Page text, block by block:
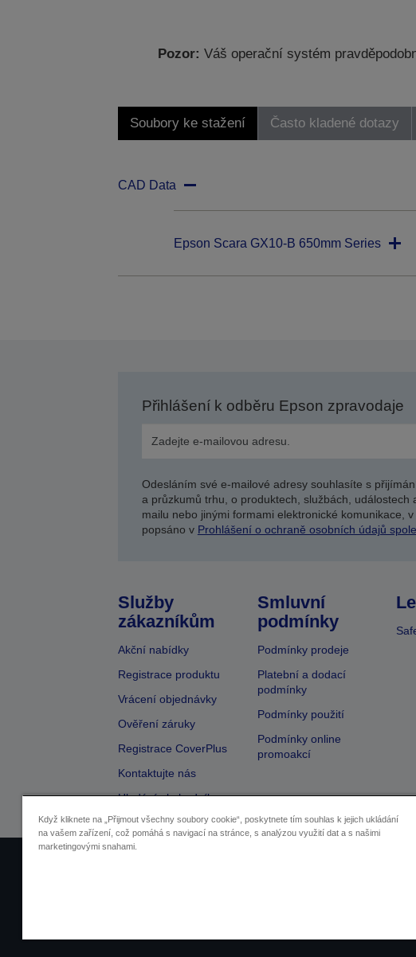
Pozor: Váš operační systém
Soubory ke stažení Často kladené dotazy
CAD Data
Epson Scara GX10-B 650mm Series
Přihlášení k odběru Epson zpravodaje
Odesláním své e-mailové adresy souhlasíte s
a průzkumů trhu, o produktech, službách,
mailu nebo jinými formami elektronické komunikace,
popsáno v Prohlášení o ochraně osobních údajů
Služby
zákazníkům
Akční nabídky
Registrace produktu
Vrácení objednávky
Ověření záruky
Registrace CoverPlus
Kontaktujte nás
Hledání obchodníka
Smluvní
podmínky
Podmínky prodeje
Platební a dodací
podmínky
Podmínky použití
Podmínky online
promoakcí
Když kliknete na „Přijmout všechny soubory cookie“, poskytnete tím souhlas k jejich ukládání
na vašem zařízení, což pomáhá s navigací na stránce, s analýzou využití dat a s našimi
marketingovými snahami.